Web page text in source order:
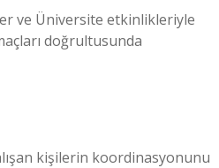
ve Üniversite etkinlikleriyle
doğrultusunda
kişilerin koordinasyonunu